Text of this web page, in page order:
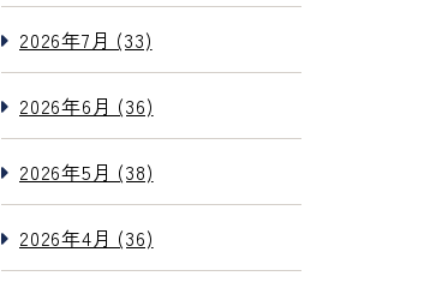
2026年7月 (33)
2026年6月 (36)
2026年5月 (38)
2026年4月 (36)